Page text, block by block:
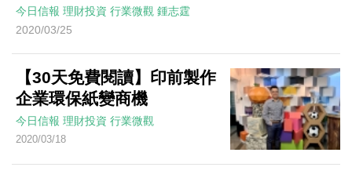
今日信報 理財投資 行業微觀 鍾志霆
2020/03/25
【30天免費閱讀】印前製作
企業環保紙變商機
今日信報 理財投資 行業微觀
2020/03/18